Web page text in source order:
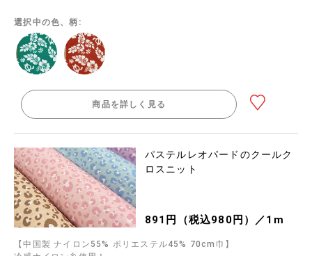
選択中の色、柄:
商品を詳しく見る
パステルレオパードのクールク
ロスニット
891円（税込980円）／1m
【中国製 ナイロン55% ポリエステル45% 70cm巾】